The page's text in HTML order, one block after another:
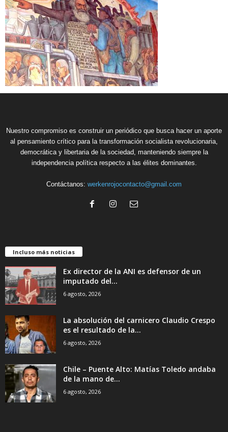
Nuestro compromiso es construir un periódico que busca hacer un aporte
al pensamiento crítico para la transformación socialista revolucionaria,
democrática y libertaria de la sociedad, manteniendo siempre la
independencia política respecto a las élites dominantes.
Contáctanos: werkenrojocontacto@gmail.com
Incluso más noticias
Ex director de la ANI es defensor de un
imputado del...
6 agosto, 2026
La absolución del carnicero Claudio Crespo
es el resultado de la...
6 agosto, 2026
Chile – Puente Alto: Matías Toledo andaba
de la mano de...
6 agosto, 2026